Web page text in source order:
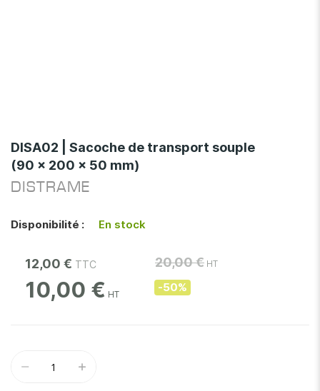
to
the
beginning
of
images
gallery
DISA02 | Sacoche de transport souple
(90 x 200 x 50 mm)
DISTRAME
Disponibilité : En stock
12,00 €
10,00 €
20,00 €
-50%